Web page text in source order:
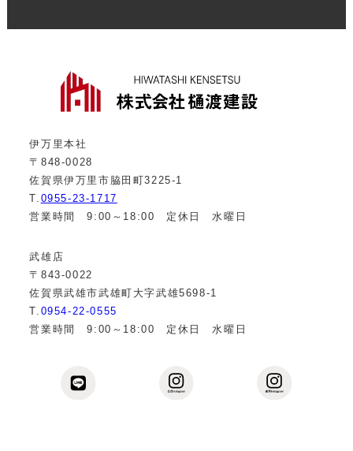
伊万里本社
〒848-0028
佐賀県伊万里市脇田町3225-1
T. 0955-23-1717
営業時間 9:00～18:00 定休日 水曜日
武雄店
〒843-0022
佐賀県武雄市武雄町大字武雄5698-1
T. 0954-22-0555
営業時間 9:00～18:00 定休日 水曜日